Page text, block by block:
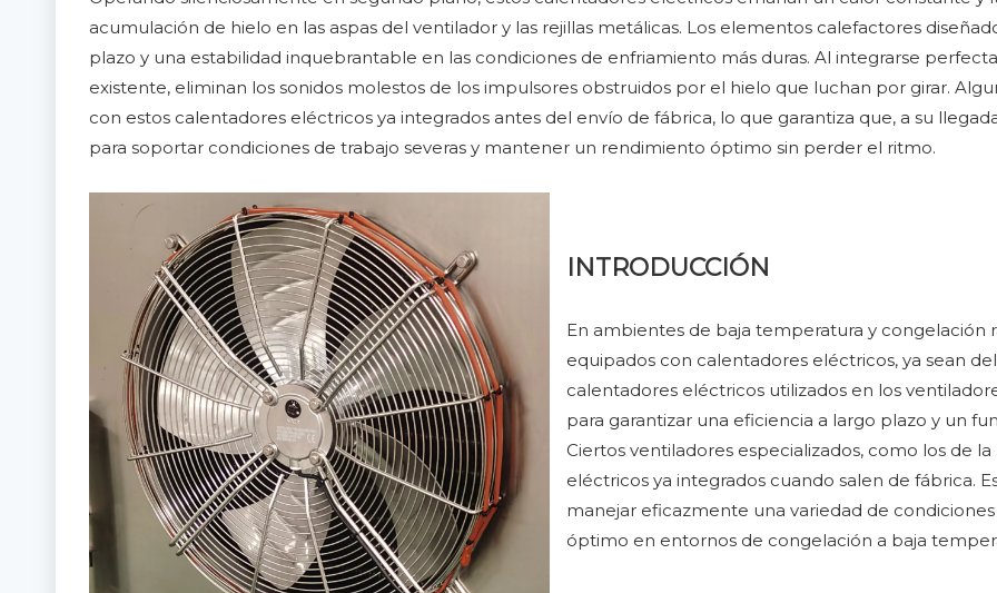
acumulación de hielo en las aspas del ventilador y las rejillas metálicas. Los elementos calefactores
plazo y una estabilidad inquebrantable en las condiciones de enfriamiento más duras. Al integrarse
existente, eliminan los sonidos molestos de los impulsores obstruidos por el hielo que luchan por girar.
con estos calentadores eléctricos ya integrados antes del envío de fábrica, lo que garantiza que, a su
para soportar condiciones de trabajo severas y mantener un rendimiento óptimo sin perder el ritmo.
INTRODUCCIÓN
En ambientes de baja temperatura y congelación
equipados con calentadores eléctricos, ya sean
calentadores eléctricos utilizados en los
para garantizar una eficiencia a largo plazo y un
Ciertos ventiladores especializados, como los de
eléctricos ya integrados cuando salen de fábrica.
manejar eficazmente una variedad de
óptimo en entornos de congelación a baja